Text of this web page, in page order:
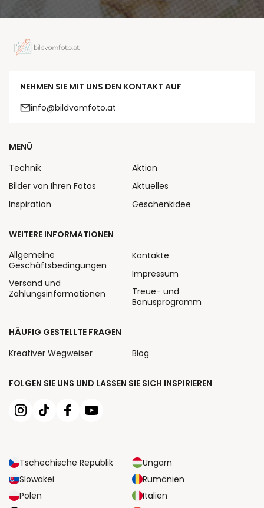
NEHMEN SIE MIT UNS DEN KONTAKT AUF
info@bildvomfoto.at
FOLGEN SIE UNS UND LASSEN SIE SICH INSPIRIEREN
Tschechische Republik
Ungarn
Slowakei
Rumänien
Polen
Italien
MENÜ
Technik
Bilder von Ihren Fotos
Inspiration
Aktion
Aktuelles
Geschenkidee
WEITERE INFORMATIONEN
Allgemeine
Geschäftsbedingungen
Versand und
Zahlungsinformationen
Kontakte
Impressum
Treue- und
Bonusprogramm
HÄUFIG GESTELLTE FRAGEN
Kreativer Wegweiser
Blog